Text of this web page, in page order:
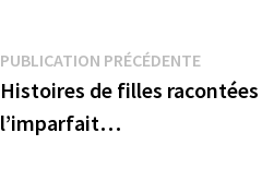
Navigation
de
l’article
PUBLICATION PRÉCÉDENTE
Histoires de filles
l’imparfait…